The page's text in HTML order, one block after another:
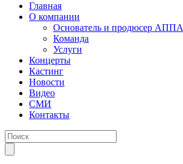
Главная
О компании
Основатель и продюсер АППА
Команда
Услуги
Концерты
Кастинг
Новости
Видео
СМИ
Контакты